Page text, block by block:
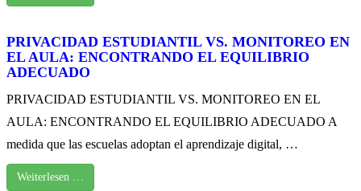
PRIVACIDAD ESTUDIANTIL VS. MONITOREO EN
EL AULA: ENCONTRANDO EL EQUILIBRIO
ADECUADO
PRIVACIDAD ESTUDIANTIL VS. MONITOREO EN EL
AULA: ENCONTRANDO EL EQUILIBRIO ADECUADO A
medida que las escuelas adoptan el aprendizaje digital, …
Weiterlesen …